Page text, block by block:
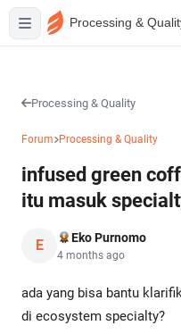
Processing &
Processing & Quality
Forum Processing & Quality
infused green
itu masuk
E Eko Purnomo
4 months ago
ada yang bisa bantu
di ecosystem specialty?